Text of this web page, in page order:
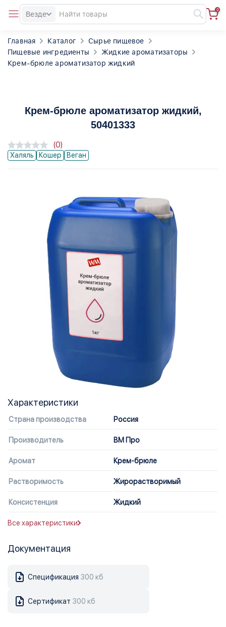
Везде
0
Главная Каталог
Сырье пищевое
Пищевые ингредиенты
Жидкие ароматизаторы
Крем-брюле ароматизатор жидкий
Крем-брюле ароматизатор жидкий,
50401333
Халяль Кошер Веган
(0)
Характеристики
Страна производства Россия
Производитель ВМ Про
Аромат Крем-брюле
Растворимость Жирорастворимый
Консистенция Жидкий
Все характеристики
Документация
Спецификация 300 кб
Сертификат 300 кб